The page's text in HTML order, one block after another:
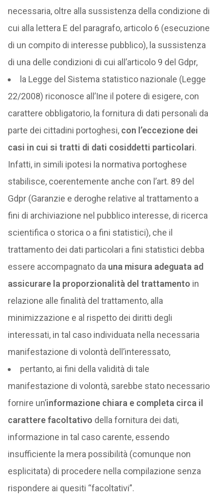
necessaria, oltre alla sussistenza della condizione di
cui alla lettera E del paragrafo, articolo 6 (esecuzione
di un compito di interesse pubblico), la sussistenza
di una delle condizioni di cui all’articolo 9 del Gdpr,
la Legge del Sistema statistico nazionale (Legge
22/2008) riconosce all’Ine il potere di esigere, con
carattere obbligatorio, la fornitura di dati personali da
parte dei cittadini portoghesi, con l’eccezione dei
casi in cui si tratti di dati cosiddetti particolari.
Infatti, in simili ipotesi la normativa portoghese
stabilisce, coerentemente anche con l’art. 89 del
Gdpr (Garanzie e deroghe relative al trattamento a
fini di archiviazione nel pubblico interesse, di ricerca
scientifica o storica o a fini statistici), che il
trattamento dei dati particolari a fini statistici debba
essere accompagnato da una misura adeguata ad
assicurare la proporzionalità del trattamento in
relazione alle finalità del trattamento, alla
minimizzazione e al rispetto dei diritti degli
interessati, in tal caso individuata nella necessaria
manifestazione di volontà dell’interessato,
pertanto, ai fini della validità di tale
manifestazione di volontà, sarebbe stato necessario
fornire un’informazione chiara e completa circa il
carattere facoltativo della fornitura dei dati,
informazione in tal caso carente, essendo
insufficiente la mera possibilità (comunque non
esplicitata) di procedere nella compilazione senza
rispondere ai quesiti “facoltativi”.